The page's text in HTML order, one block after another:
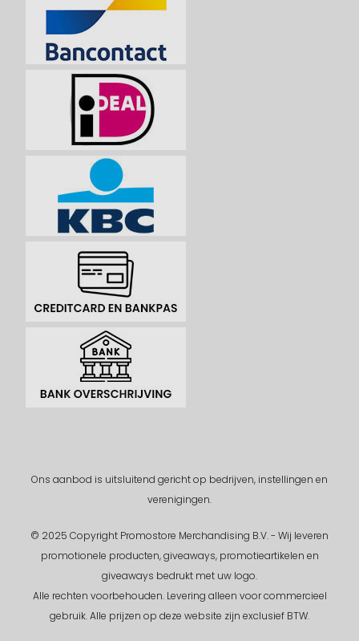
Ons aanbod is uitsluitend gericht op bedrijven, instellingen en
verenigingen.
© 2025 Copyright Promostore Merchandising B.V. - Wij leveren
promotionele producten, giveaways, promotieartikelen en
giveaways bedrukt met uw logo.
Alle rechten voorbehouden.Levering alleen voor commercieel
gebruik. Alle prijzen op deze website zijn exclusief BTW.